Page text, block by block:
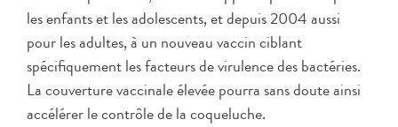
les enfants et les adolescents, et depuis 2004 aussi
pour les adultes, à un nouveau vaccin ciblant
spécifiquement les facteurs de virulence des bactéries.
La couverture vaccinale élevée pourra sans doute ainsi
accélérer le contrôle de la coqueluche.